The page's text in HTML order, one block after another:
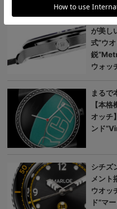
まるで
が美し
式”ウ
鋭
ウォッ
まるで
【本
オッチ
ンド
シチズ
メント
ウオッ
ド“マ